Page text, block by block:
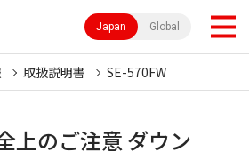
Japan Global
取扱説明書 SE-570FW
上のご注意 ダウン